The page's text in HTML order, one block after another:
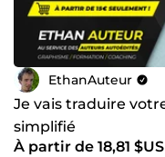
EthanAuteur
Je vais traduire
simplifié
À partir de 18,81 $US